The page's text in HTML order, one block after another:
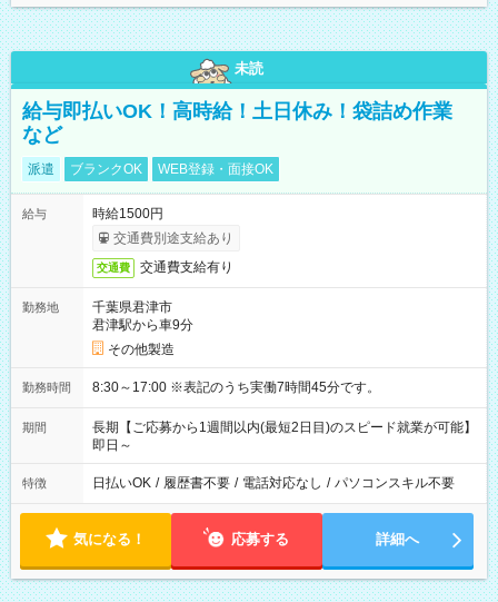
未読
給与即払いOK！高時給！土日休み！袋詰め作業
など
派遣 ブランクOK WEB登録・面接OK
給与
時給1500円
交通費別途支給あり
交通費 交通費支給有り
勤務地
千葉県君津市
君津駅から車9分
その他製造
勤務時間 8:30～17:00 ※表記のうち実働7時間45分です。
期間
長期【ご応募から1週間以内(最短2日目)のスピード就業が可能】
即日～
特徴 日払いOK / 履歴書不要 / 電話対応なし / パソコンスキル不要
気になる！ 応募する 詳細へ